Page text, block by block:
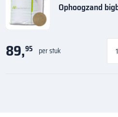
Ophoogzand
89,95 per stuk